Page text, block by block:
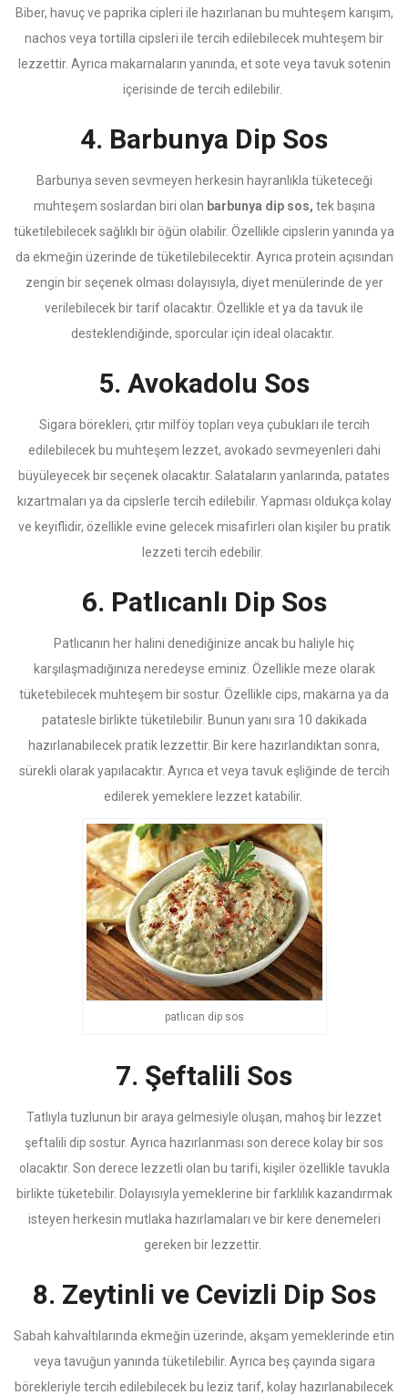
Biber, havuç ve paprika cipleri ile hazırlanan bu muhteşem karışım,
nachos veya tortilla cipsleri ile tercih edilebilecek muhteşem bir
lezzettir. Ayrıca makarnaların yanında, et sote veya tavuk sotenin
içerisinde de tercih edilebilir.
4. Barbunya Dip Sos
Barbunya seven sevmeyen herkesin hayranlıkla tüketeceği
muhteşem soslardan biri olan barbunya dip sos, tek başına
tüketilebilecek sağlıklı bir öğün olabilir. Özellikle cipslerin yanında ya
da ekmeğin üzerinde de tüketilebilecektir. Ayrıca protein açısından
zengin bir seçenek olması dolayısıyla, diyet menülerinde de yer
verilebilecek bir tarif olacaktır. Özellikle et ya da tavuk ile
desteklendiğinde, sporcular için ideal olacaktır.
5. Avokadolu Sos
Sigara börekleri, çıtır milföy topları veya çubukları ile tercih
edilebilecek bu muhteşem lezzet, avokado sevmeyenleri dahi
büyüleyecek bir seçenek olacaktır. Salataların yanlarında, patates
kızartmaları ya da cipslerle tercih edilebilir. Yapması oldukça kolay
ve keyiflidir, özellikle evine gelecek misafirleri olan kişiler bu pratik
lezzeti tercih edebilir.
6. Patlıcanlı Dip Sos
Patlıcanın her halini denediğinize ancak bu haliyle hiç
karşılaşmadığınıza neredeyse eminiz. Özellikle meze olarak
tüketebilecek muhteşem bir sostur. Özellikle cips, makarna ya da
patatesle birlikte tüketilebilir. Bunun yanı sıra 10 dakikada
hazırlanabilecek pratik lezzettir. Bir kere hazırlandıktan sonra,
sürekli olarak yapılacaktır. Ayrıca et veya tavuk eşliğinde de tercih
edilerek yemeklere lezzet katabilir.
patlıcan dip sos
7. Şeftalili Sos
Tatlıyla tuzlunun bir araya gelmesiyle oluşan, mahoş bir lezzet
şeftalili dip sostur. Ayrıca hazırlanması son derece kolay bir sos
olacaktır. Son derece lezzetli olan bu tarifi, kişiler özellikle tavukla
birlikte tüketebilir. Dolayısıyla yemeklerine bir farklılık kazandırmak
isteyen herkesin mutlaka hazırlamaları ve bir kere denemeleri
gereken bir lezzettir.
8. Zeytinli ve Cevizli Dip Sos
Sabah kahvaltılarında ekmeğin üzerinde, akşam yemeklerinde etin
veya tavuğun yanında tüketilebilir. Ayrıca beş çayında sigara
börekleriyle tercih edilebilecek bu leziz tarif, kolay hazırlanabilecek